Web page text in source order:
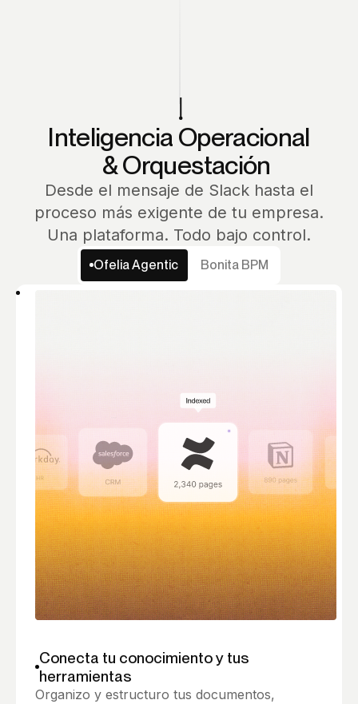
Inteligencia Operacional
& Orquestación
Desde el mensaje de Slack hasta el
proceso más exigente de tu empresa.
Una plataforma. Todo bajo control.
Ofelia Agentic Bonita BPM
Conecta tu conocimiento y tus
herramientas
Organizo y estructuro tus documentos,